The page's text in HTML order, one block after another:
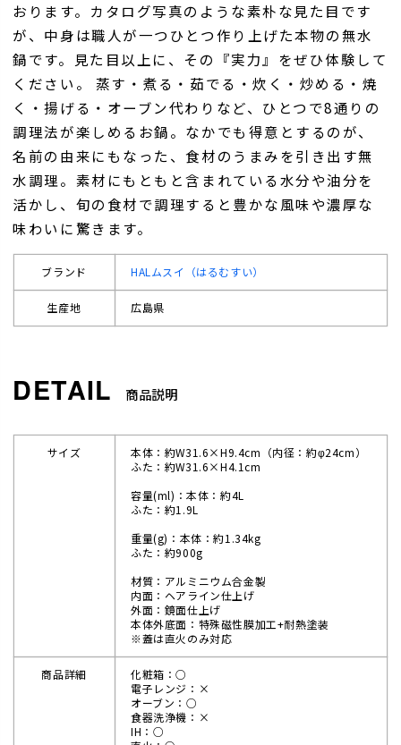
おります。カタログ写真のような素朴な見た目です
が、中身は職人が一つひとつ作り上げた本物の無水
鍋です。見た目以上に、その『実力』をぜひ体験して
ください。 蒸す・煮る・茹でる・炊く・炒める・焼
く・揚げる・オーブン代わりなど、ひとつで8通りの
調理法が楽しめるお鍋。なかでも得意とするのが、
名前の由来にもなった、食材のうまみを引き出す無
水調理。素材にもともと含まれている水分や油分を
活かし、旬の食材で調理すると豊かな風味や濃厚な
味わいに驚きます。
ブランド HALムスイ（はるむすい）
生産地 広島県
商品説明
サイズ
本体：約W31.6×H9.4cm（内径：約φ24cm）
ふた：約W31.6×H4.1cm
容量(ml)：本体：約4L
ふた：約1.9L
重量(g)：本体：約1.34kg
ふた：約900g
材質：アルミニウム合金製
内面：ヘアライン仕上げ
外面：鏡面仕上げ
本体外底面：特殊磁性膜加工+耐熱塗装
※蓋は直火のみ対応
商品詳細
化粧箱：○
電子レンジ：×
オーブン：○
食器洗浄機：×
IH：○